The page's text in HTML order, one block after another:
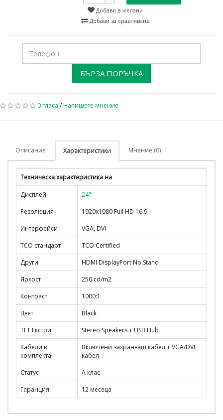
Добави в желани
Добави за сравняване
БЪРЗА ПОРЪЧКА
0 гласа /Напишете мнение
Описание Характеристики Мнение (0)
Техническа характеристика на
Дисплей
24"
Резолюция
1920x1080 Full HD 16:9
Интерфейси
VGA, DVI
TCO стандарт
TCO Certified
Други
HDMI DisplayPort No Stand
Яркост
250 cd/m2
Контраст
1000:1
Цвят
Black
TFT Екстри
Stereo Speakers + USB Hub
Кабели в
комплекта
Включени захранващ кабел + VGA/DVI
кабел
Статус
A клас
Гаранция
12 месеца